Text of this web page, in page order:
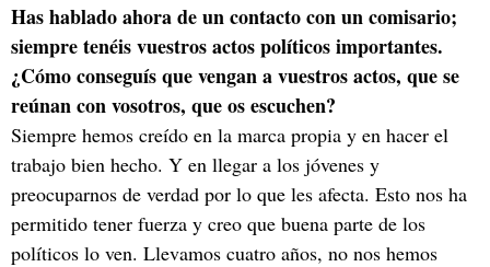
Has hablado ahora de un contacto con un comisario;
siempre tenéis vuestros actos políticos importantes.
¿Cómo conseguís que vengan a vuestros actos, que se
reúnan con vosotros, que os escuchen?
Siempre hemos creído en la marca propia y en hacer el
trabajo bien hecho. Y en llegar a los jóvenes y
preocuparnos de verdad por lo que les afecta. Esto nos ha
permitido tener fuerza y creo que buena parte de los
políticos lo ven. Llevamos cuatro años, no nos hemos